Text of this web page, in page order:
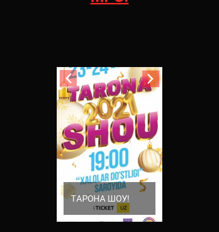
ТАРОНА ШОУ!